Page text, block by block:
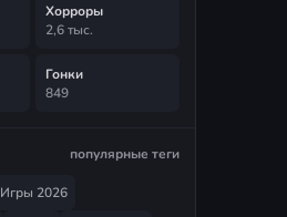
Хорроры
2,6 тыс.
Гонки
849
популярные теги
Игры 2026